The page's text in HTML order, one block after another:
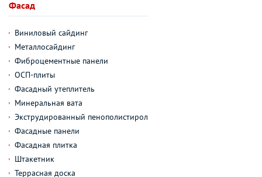
Фасад
Виниловый сайдинг
Металлосайдинг
Фиброцементные панели
ОСП-плиты
Фасадный утеплитель
Минеральная вата
Экструдированный пенополистирол
Фасадные панели
Фасадная плитка
Штакетник
Террасная доска